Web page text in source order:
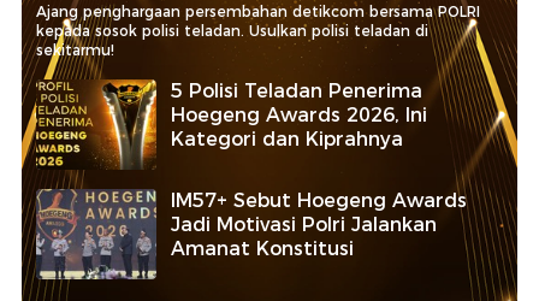
Ajang penghargaan persembahan detikcom bersama POLRI
kepada sosok polisi teladan. Usulkan polisi teladan di
sekitarmu!
5 Polisi Teladan Penerima
Hoegeng Awards 2026, Ini
Kategori dan Kiprahnya
IM57+ Sebut Hoegeng Awards
Jadi Motivasi Polri Jalankan
Amanat Konstitusi